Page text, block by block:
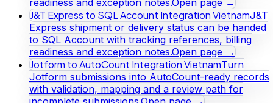
readiness and exception notes.Open page →
J&T Express to SQL Account Integration VietnamJ&T
Express shipment or delivery status can be handed
to SQL Account with tracking references, billing
readiness and exception notes.Open page →
Jotform to AutoCount Integration VietnamTurn
Jotform submissions into AutoCount-ready records
with validation, mapping and a review path for